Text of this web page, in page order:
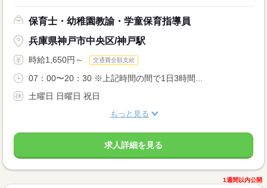
保育士・幼稚園教諭・学童保育指導員
兵庫県神戸市中央区/神戸駅
時給1,650円～ 交通費全額支給
07：00〜20：30 ※上記時間の間で1日3時間...
土曜日 日曜日 祝日
もっと見る
求人詳細を見る
1週間以内公開